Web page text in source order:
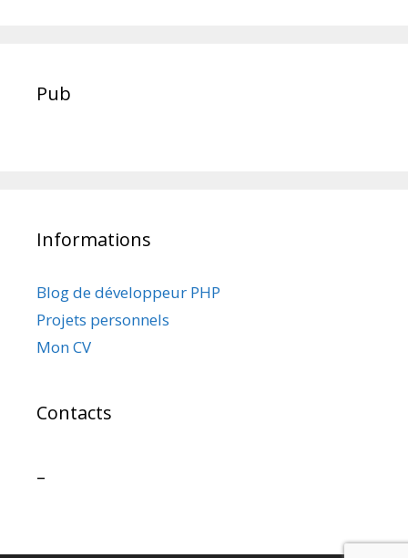
Pub
Informations
Blog de développeur PHP
Projets personnels
Mon CV
Contacts
–